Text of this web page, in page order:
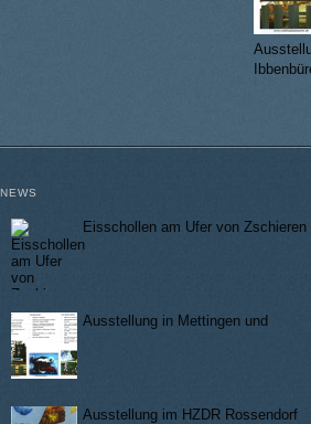
NEWS
Eisschollen am Ufer von Zschieren
Ausstellung in Mettingen und
Ausstellung im HZDR Rossendorf